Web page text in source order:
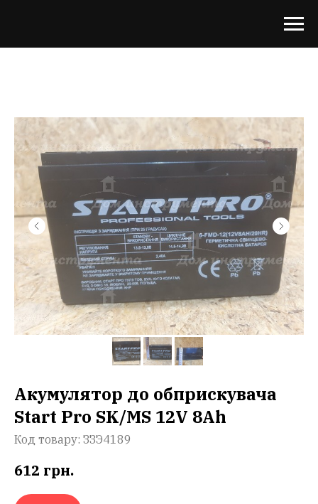
Акумулятор до обприскувача
Start Pro SK/MS 12V 8Ah
Код товару: ЗЗЭ4189
612 грн.